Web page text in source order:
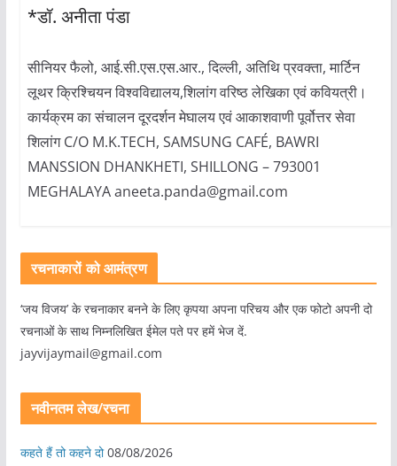
*डॉ. अनीता पंडा
सीनियर फैलो, आई.सी.एस.एस.आर., दिल्ली, अतिथि प्रवक्ता, मार्टिन
लूथर क्रिश्चियन विश्वविद्यालय,शिलांग वरिष्ठ लेखिका एवं कवियत्री।
कार्यक्रम का संचालन दूरदर्शन मेघालय एवं आकाशवाणी पूर्वोत्तर सेवा
शिलांग C/O M.K.TECH, SAMSUNG CAFÉ, BAWRI
MANSSION DHANKHETI, SHILLONG – 793001
MEGHALAYA aneeta.panda@gmail.com
रचनाकारों को आमंत्रण
‘जय विजय’ के रचनाकार बनने के लिए कृपया अपना परिचय और एक फोटो अपनी दो
रचनाओं के साथ निम्नलिखित ईमेल पते पर हमें भेज दें.
jayvijaymail@gmail.com
नवीनतम लेख/रचना
कहते हैं तो कहने दो 08/08/2026